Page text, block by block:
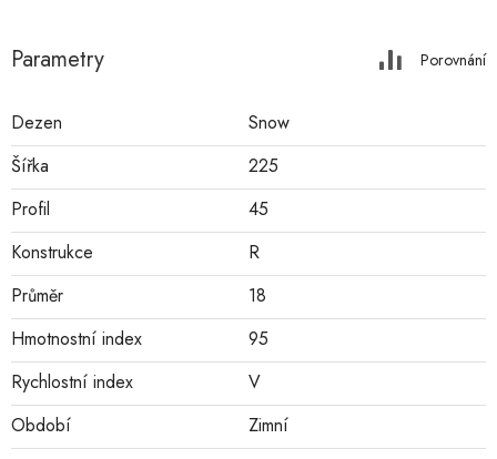
Parametry Porovnání
Dezen
Snow
Šířka
225
Profil
45
Konstrukce
R
Průměr
18
Hmotnostní index
95
Rychlostní index
V
Období
Zimní